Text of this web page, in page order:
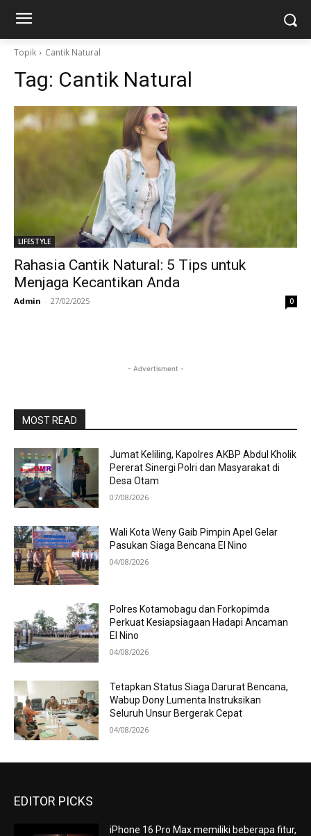
Topik Cantik Natural
Tag: Cantik Natural
LIFESTYLE
Rahasia Cantik Natural: 5 Tips untuk
Menjaga Kecantikan Anda
Admin - 27/02/2025 0
- Advertisment -
MOST READ
Jumat Keliling, Kapolres AKBP Abdul Kholik
Pererat Sinergi Polri dan Masyarakat di
Desa Otam
07/08/2026
Wali Kota Weny Gaib Pimpin Apel Gelar
Pasukan Siaga Bencana El Nino
04/08/2026
Polres Kotamobagu dan Forkopimda
Perkuat Kesiapsiagaan Hadapi Ancaman
El Nino
04/08/2026
Tetapkan Status Siaga Darurat Bencana,
Wabup Dony Lumenta Instruksikan
Seluruh Unsur Bergerak Cepat
04/08/2026
EDITOR PICKS
iPhone 16 Pro Max memiliki beberapa fitur,